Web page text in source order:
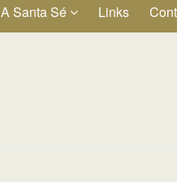
A Santa Sé Links